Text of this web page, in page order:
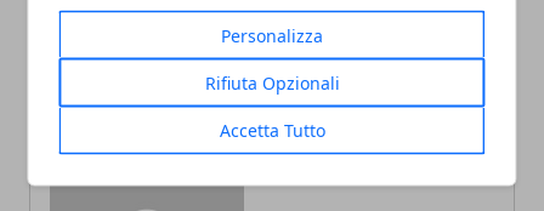
Personalizza
Rifiuta Opzionali
Accetta Tutto
ReTales #16: Prezzi e
La Warner Chappell
Music